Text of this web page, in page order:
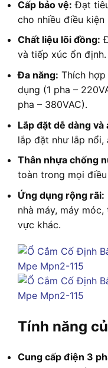
Cấp bảo vệ: Đạt
cho nhiều điều
Chất liệu lõi đồng:
và tiếp xúc ổn định.
Đa năng: Thích
dụng (1 pha –
pha – 380VAC).
Lắp đặt dễ dàng và
lắp đặt như lắp nổi,
Thân nhựa chống
toàn trong mọi
Ứng dụng rộng rãi:
nhà máy, máy
vực khác.
Tính năng
Cung cấp điện 3